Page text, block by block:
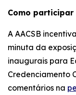
Como participar
A AACSB
minuta da
inaugurais para
Credenciamento
comentários na